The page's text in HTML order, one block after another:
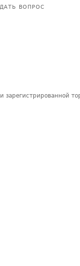
ВОПРОС
зарегистрированной